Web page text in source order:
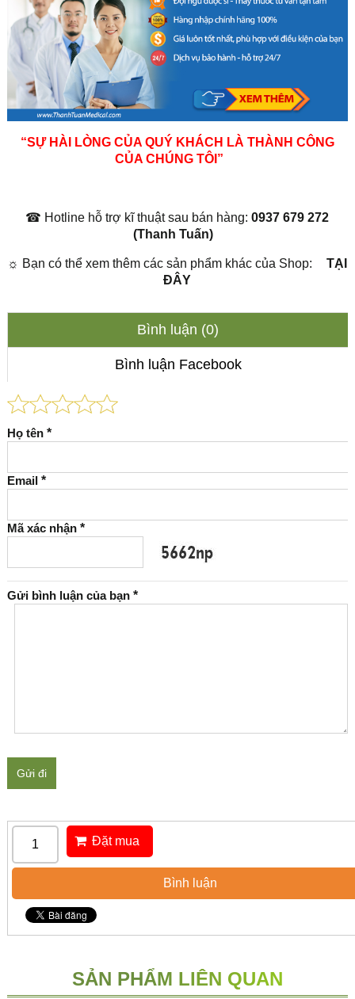
“SỰ HÀI LÒNG CỦA QUÝ KHÁCH LÀ THÀNH CÔNG
CỦA CHÚNG TÔI”
☎ Hotline hỗ trợ kĩ thuật sau bán hàng:0937 679 272
(Thanh Tuấn)
☼ Bạn có thể xem thêm các sản phẩm khác của Shop:
TẠI
ĐÂY
Bình luận (0)
Bình luận Facebook
Họ tên *
Email *
Mã xác nhận *
Gửi bình luận của bạn *
Gửi đi
Đặt mua
Bình luận
SẢN PHẨM LIÊN QUAN